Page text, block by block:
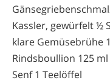
Kassler, gewürfelt ½
klare Gemüsebrühe
Rindsboullion 125 ml
Senf 1 Teelöffel